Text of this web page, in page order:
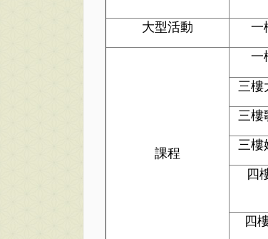
大型活動 一
課程
一
三樓
三樓
三樓
四
四